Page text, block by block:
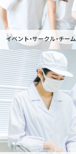
イベント・サークル・チーム